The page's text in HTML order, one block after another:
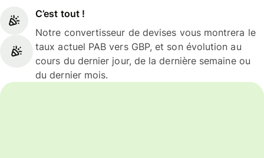
C’est tout !
Notre convertisseur de devises vous montrera le
taux actuel PAB vers GBP, et son évolution au
cours du dernier jour, de la dernière semaine ou
du dernier mois.